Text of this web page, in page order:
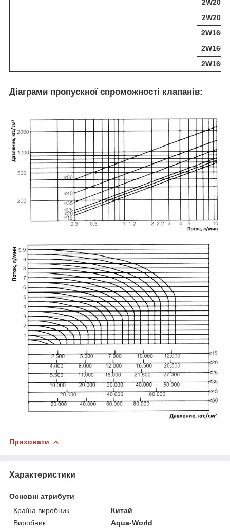
2W200-
2W200-
2W160-
2W160-
2W160-
Діаграми пропускної спроможності клапанів:
Приховати
Характеристики
Основні атрибути
Країна виробник
Китай
Виробник
Aqua-World